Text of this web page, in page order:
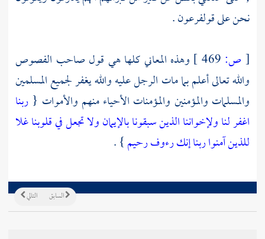
نحن على قولفرعون.
[ ص:
وهذه المعاني كلها هي قول صاحب الفصوص
والله تعالى أعلم بما مات الرجل عليه والله يغفر لجميع المسلمين
والمسلمات والمؤمنين والمؤمنات الأحياء منهم والأموات { ربنا
اغفر لنا ولإخواننا الذين سبقونا بالإيمان ولا تجعل في قلوبنا غلا
للذين آمنوا ربنا إنك رءوف رحيم} .
التالي السابق